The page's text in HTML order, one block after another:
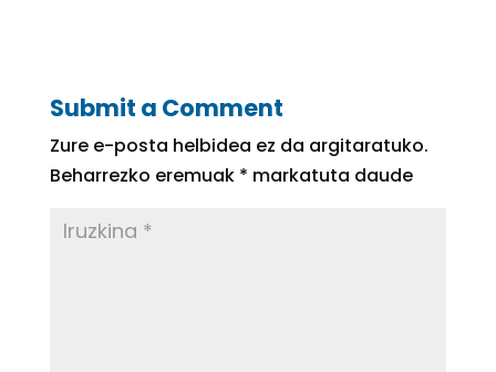
Submit a Comment
Zure e-posta helbidea ez da argitaratuko.
Beharrezko eremuak * markatuta daude